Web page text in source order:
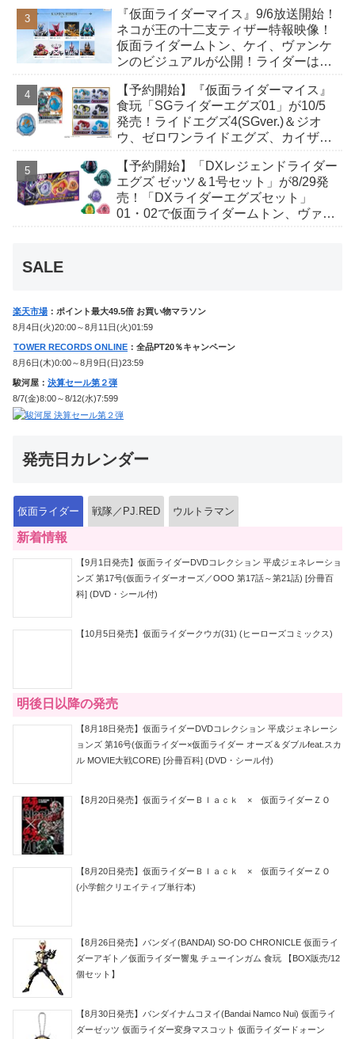
んも変身！
『仮面ライダーマイス』9/6放送開始！
ネコが王の十二支ティザー特報映像！
仮面ライダームトン、ケイ、ヴァンケ
ンのビジュアルが公開！ライダーは子
【予約開始】『仮面ライダーマイス』
食玩「SGライダーエグズ01」が10/5
発売！ライドエグズ4(SGver.)＆ジオ
ウ、ゼロワンライドエグズ、カイザ、
【予約開始】「DXレジェンドライダー
エグズ ゼッツ＆1号セット」が8/29発
売！「DXライダーエグズセット」
01・02で仮面ライダームトン、ヴァン
SALE
楽天市場 ：ポイント最大49.5倍 お買い物マラソン
8月4日(火)20:00～8月11日(火)01:59
TOWER RECORDS ONLINE ：全品PT20％キャンペーン
8月6日(木)0:00～8月9日(日)23:59
駿河屋： 決算セール第２弾
8/7(金)8:00～8/12(水)7:599
発売日カレンダー
仮面ライダー 戦隊／PJ.RED ウルトラマン
新着情報
【9月1日発売】仮面ライダーDVDコレクション 平成ジェネレーショ
ンズ 第17号(仮面ライダーオーズ／OOO 第17話～第21話) [分冊百
科] (DVD・シール付)
【10月5日発売】仮面ライダークウガ(31) (ヒーローズコミックス)
明後日以降の発売
【8月18日発売】仮面ライダーDVDコレクション 平成ジェネレーシ
ョンズ 第16号(仮面ライダー×仮面ライダー オーズ＆ダブルfeat.スカ
ル MOVIE大戦CORE) [分冊百科] (DVD・シール付)
【8月20日発売】仮面ライダーＢｌａｃｋ × 仮面ライダーＺＯ
【8月20日発売】仮面ライダーＢｌａｃｋ × 仮面ライダーＺＯ
(小学館クリエイティブ単行本)
【8月26日発売】バンダイ(BANDAI) SO-DO CHRONICLE 仮面ライ
ダーアギト／仮面ライダー響鬼 チューインガム 食玩 【BOX販売/12
個セット】
【8月30日発売】バンダイナムコヌイ(Bandai Namco Nui) 仮面ライ
ダーゼッツ 仮面ライダー変身マスコット 仮面ライダードォーン